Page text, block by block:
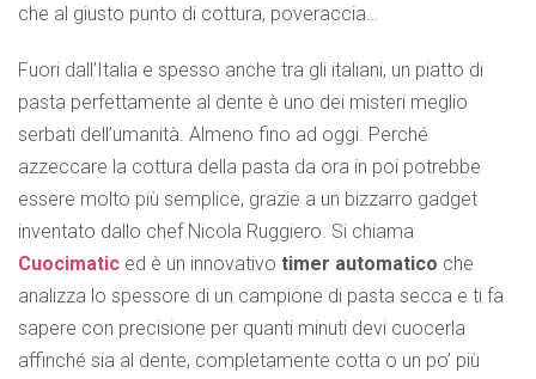
che al giusto punto di cottura, poveraccia…
Fuori dall’Italia e spesso anche tra gli italiani, un piatto di
pasta perfettamente al dente è uno dei misteri meglio
serbati dell’umanità. Almeno fino ad oggi. Perché
azzeccare la cottura della pasta da ora in poi potrebbe
essere molto più semplice, grazie a un bizzarro gadget
inventato dallo chef Nicola Ruggiero. Si chiama
Cuocimatic ed è un innovativo timer automatico che
analizza lo spessore di un campione di pasta secca e ti fa
sapere con precisione per quanti minuti devi cuocerla
affinché sia al dente, completamente cotta o un po’ più